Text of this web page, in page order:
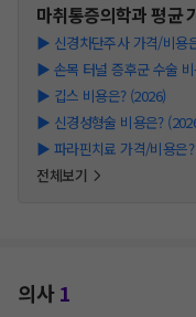
마취통증의학과평균
▶ 신경차단주사 가격/비용
▶ 손목 터널 증후군 수술
▶ 깁스 비용은? (2026)
▶ 신경성형술 비용은?
▶ 파라핀치료 가격/비용은
전체보기
의사1